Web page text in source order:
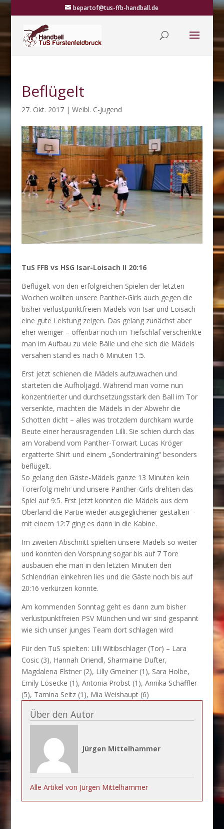
bepartof@tus-ffb-handball.de
Beflügelt
27. Okt. 2017| Weibl. C-Jugend
TuS FFB vs HSG Isar-Loisach II 20:16
Beflügelt von den erfolgreichen Spielen der letzten
Wochen wollten unsere Panther-Girls auch gegen die
bisher verlustpunktfreien Mädels von Isar und Loisach
eine gute Leistung zeigen. Das gelang zunächst aber
eher weniger – offenbar noch im Tiefschlaf verschenkte
man im Aufbau zu viele Bälle und ehe sich die Mädels
versahen stand es nach 6 Minuten 1:5.
Erst jetzt schienen die Mädels aufzuwachen und
starteten die Aufholjagd. Während man vorne nun
konzentrierter und durchsetzungsstark den Ball im Tor
versenkte, machten die Mädels in der Abwehr die
Schotten dicht – alles was trotzdem durchkam wurde
Beute einer herausragenden Lilli. Sie schien durch das
am Vorabend vom Panther-Torwart Lucas Kröger
ergatterte Shirt und einem „Sondertraining“ besonders
beflügelt.
So gelang den Gäste-Mädels ganze 13 Minuten kein
Torerfolg mehr und unsere Panther-Girls drehten das
Spiel auf 9:5. Erst jetzt konnten die Mädels aus dem
Oberland die Partie wieder ausgeglichener gestalten –
mit einem 12:7 ging es dann in die Kabine.
Im zweiten Abschnitt spielten unsere Mädels so weiter
und konnten den Vorsprung sogar bis auf 7 Tore
ausbauen ehe man in den letzten Minuten den
Schlendrian einkehren lies und die Gäste noch bis auf
20:16 verkürzen konnte.
Am kommenden Sonntag geht es dann zum bisher
verlustpunktfreien PSV München und wir sind gespannt
wie sich unser junges Team dort schlagen wird
Für den TuS spielten: Lilli Witibschlager (Tor) – Lara
Cosic (3), Hannah Driendl, Sharmaine Dufter,
Magdalena Elstner (2), Lilly Gmeiner (1), Sara Holbe,
Emily Lösecke (1), Antonia Probst (1), Annika Schäffler
(5), Tamina Seitz (1), Mia Weishaupt (6)
Über den Autor
Jürgen Mittelhammer
Alle Artikel von Jürgen Mittelhammer